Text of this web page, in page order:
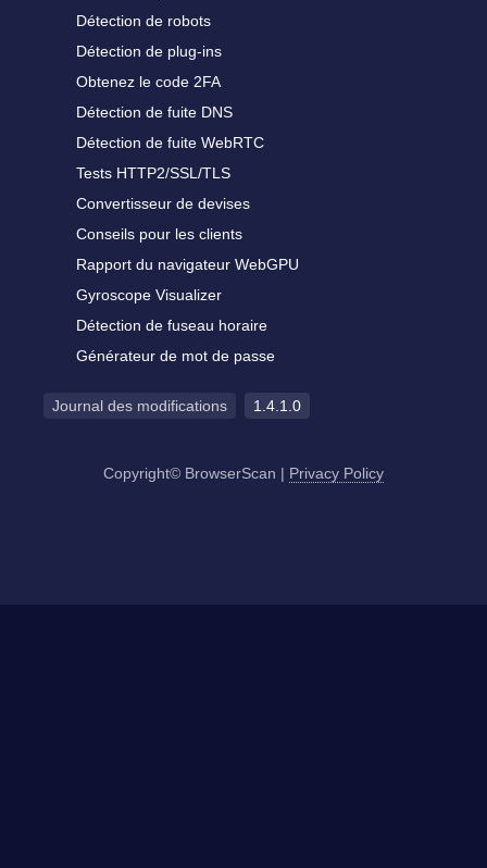
Détection de robots
Détection de plug-ins
Obtenez le code 2FA
Détection de fuite DNS
Détection de fuite WebRTC
Tests HTTP2/SSL/TLS
Convertisseur de devises
Conseils pour les clients
Rapport du navigateur WebGPU
Gyroscope Visualizer
Détection de fuseau horaire
Générateur de mot de passe
Journal des modifications 1.4.1.0
Copyright© BrowserScan | Privacy Policy